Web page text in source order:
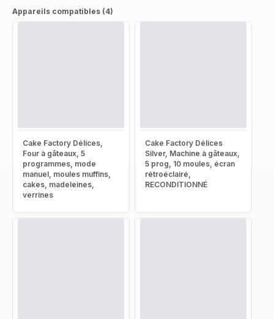
Appareils compatibles (4)
Cake Factory Délices,
Four à gâteaux, 5
programmes, mode
manuel, moules muffins,
cakes, madeleines,
verrines
Cake Factory Délices
Silver, Machine à gâteaux,
5 prog, 10 moules, écran
rétroéclairé,
RECONDITIONNÉ